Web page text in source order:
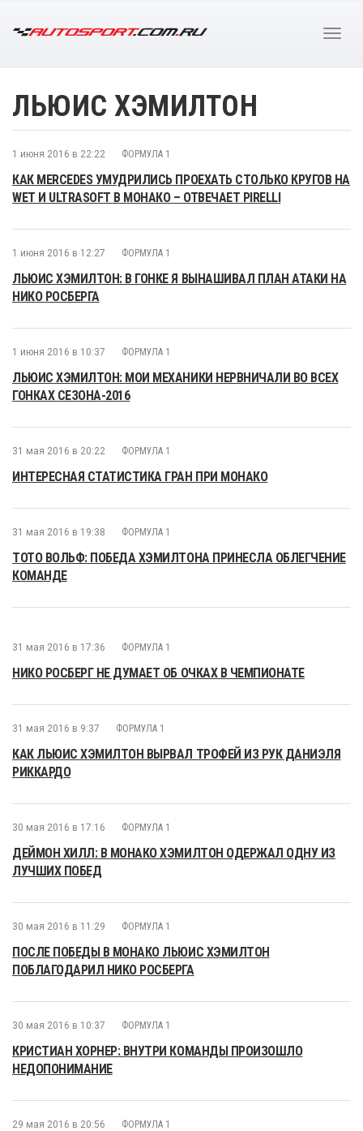
ЛЬЮИС ХЭМИЛТОН
1 июня 2016 в 22:22 ФОРМУЛА 1
КАК MERCEDES УМУДРИЛИСЬ ПРОЕХАТЬ СТОЛЬКО КРУГОВ НА
WET И ULTRASOFT В МОНАКО – ОТВЕЧАЕТ PIRELLI
1 июня 2016 в 12:27 ФОРМУЛА 1
ЛЬЮИС ХЭМИЛТОН: В ГОНКЕ Я ВЫНАШИВАЛ ПЛАН АТАКИ НА
НИКО РОСБЕРГА
1 июня 2016 в 10:37 ФОРМУЛА 1
ЛЬЮИС ХЭМИЛТОН: МОИ МЕХАНИКИ НЕРВНИЧАЛИ ВО ВСЕХ
ГОНКАХ СЕЗОНА-2016
31 мая 2016 в 20:22 ФОРМУЛА 1
ИНТЕРЕСНАЯ СТАТИСТИКА ГРАН ПРИ МОНАКО
31 мая 2016 в 19:38 ФОРМУЛА 1
ТОТО ВОЛЬФ: ПОБЕДА ХЭМИЛТОНА ПРИНЕСЛА ОБЛЕГЧЕНИЕ
КОМАНДЕ
31 мая 2016 в 17:36 ФОРМУЛА 1
НИКО РОСБЕРГ НЕ ДУМАЕТ ОБ ОЧКАХ В ЧЕМПИОНАТЕ
31 мая 2016 в 9:37 ФОРМУЛА 1
КАК ЛЬЮИС ХЭМИЛТОН ВЫРВАЛ ТРОФЕЙ ИЗ РУК ДАНИЭЛЯ
РИККАРДО
30 мая 2016 в 17:16 ФОРМУЛА 1
ДЕЙМОН ХИЛЛ: В МОНАКО ХЭМИЛТОН ОДЕРЖАЛ ОДНУ ИЗ
ЛУЧШИХ ПОБЕД
30 мая 2016 в 11:29 ФОРМУЛА 1
ПОСЛЕ ПОБЕДЫ В МОНАКО ЛЬЮИС ХЭМИЛТОН
ПОБЛАГОДАРИЛ НИКО РОСБЕРГА
30 мая 2016 в 10:37 ФОРМУЛА 1
КРИСТИАН ХОРНЕР: ВНУТРИ КОМАНДЫ ПРОИЗОШЛО
НЕДОПОНИМАНИЕ
29 мая 2016 в 20:56 ФОРМУЛА 1